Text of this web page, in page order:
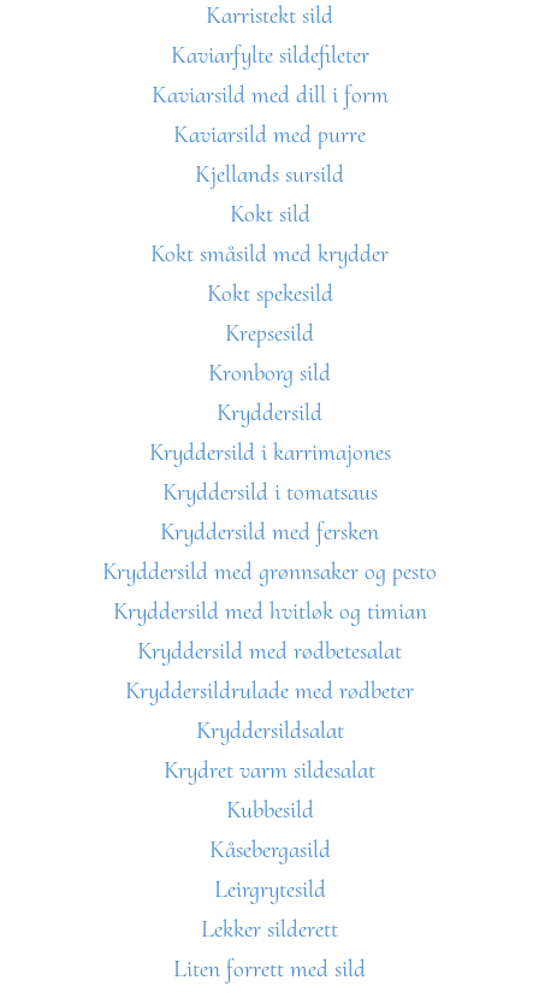
Karristekt sild
Kaviarfylte sildefileter
Kaviarsild med dill i form
Kaviarsild med purre
Kjellands sursild
Kokt sild
Kokt småsild med krydder
Kokt spekesild
Krepsesild
Kronborg sild
Kryddersild
Kryddersild i karrimajones
Kryddersild i tomatsaus
Kryddersild med fersken
Kryddersild med grønnsaker og pesto
Kryddersild med hvitløk og timian
Kryddersild med rødbetesalat
Kryddersildrulade med rødbeter
Kryddersildsalat
Krydret varm sildesalat
Kubbesild
Kåsebergasild
Leirgrytesild
Lekker silderett
Liten forrett med sild